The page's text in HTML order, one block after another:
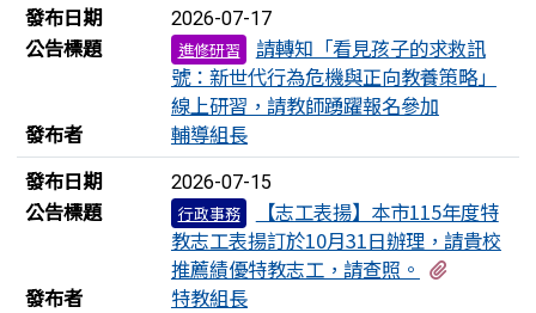
發布日期
2026-07-17
公告標題 進修研習
請轉知「看見孩子的求救訊
號：新世代行為危機與正向教養策略」
線上研習，請教師踴躍報名參加
發布者
輔導組長
發布日期
2026-07-15
公告標題 行政事務
【志工表揚】本市115年度特
教志工表揚訂於10月31日辦理，請貴校
推薦績優特教志工，請查照。
發布者
特教組長